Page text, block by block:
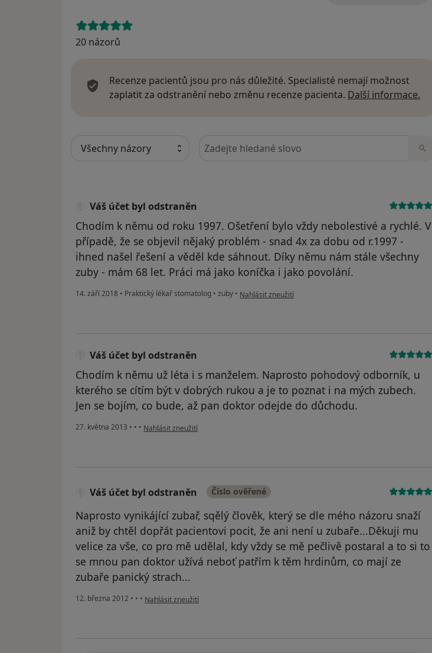
20 názorů
Recenze pacientů jsou pro nás důležité. Specialisté nemají možnost
zaplatit za odstranění nebo změnu recenze pacienta. Další informace.
Hledejte v názorech
Váš účet byl odstraněn
Chodím k němu od roku 1997. Ošetření bylo vždy nebolestivé a rychlé. V
případě, že se objevil nějaký problém - snad 4x za dobu od r.1997 -
ihned našel řešení a věděl kde sáhnout. Díky němu nám stále všechny
zuby - mám 68 let. Práci má jako koníčka i jako povolání.
14. září 2018 • Praktický lékař stomatolog • zuby • podle názoru uživatele Váš účet byl odstraněn
Nahlásit zneužití
Váš účet byl odstraněn
Chodím k němu už léta i s manželem. Naprosto pohodový odborník, u
kterého se cítím být v dobrých rukou a je to poznat i na mých zubech.
Jen se bojím, co bude, až pan doktor odejde do důchodu.
27. května 2013 • • • podle názoru uživatele Váš účet byl odstraněn
Nahlásit zneužití
Váš účet byl odstraněn Číslo ověřené
Naprosto vynikájící zubař, sqělý člověk, který se dle mého názoru snaží
aniž by chtěl dopřát pacientovi pocit, že ani není u zubaře...Děkuji mu
velice za vše, co pro mě udělal, kdy vždy se mě pečlivě postaral a to si to
se mnou pan doktor užívá neboť patřím k těm hrdinům, co mají ze
zubaře panický strach...
12. března 2012 • • • podle názoru uživatele Váš účet byl odstraněn
Nahlásit zneužití